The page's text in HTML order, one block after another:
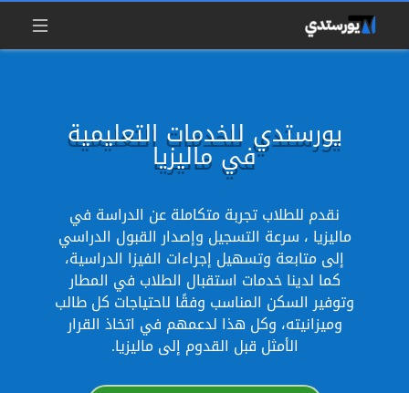
يورستدي للخدمات التعليمية
في ماليزيا
نقدم للطلاب تجربة متكاملة عن الدراسة في
ماليزيا ، سرعة التسجيل وإصدار القبول الدراسي
إلى متابعة وتسهيل إجراءات الفيزا الدراسية،
كما لدينا خدمات استقبال الطلاب في المطار
وتوفير السكن المناسب وفقًا لاحتياجات كل طالب
وميزانيته، وكل هذا لدعمهم في اتخاذ القرار
الأمثل قبل القدوم إلى ماليزيا.